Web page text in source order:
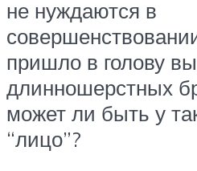
не нуждаются в
пришло в голову
длинношерстных
может ли быть у
“лицо”?